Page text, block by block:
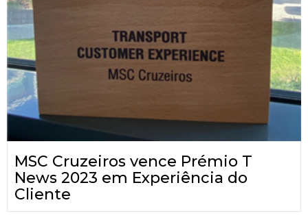
MSC Cruzeiros vence Prémio T
News 2023 em Experiência do
Cliente